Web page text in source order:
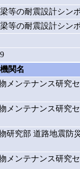
等の耐震設計シン
等の耐震設計シン
関名
メンテナンス研究
メンテナンス研究
研究部 道路地震防
メンテナンス研究